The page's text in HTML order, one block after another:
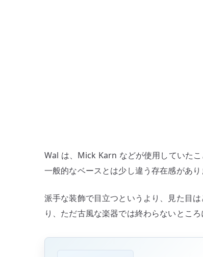
Wal は、Mick Karn などが使用していた
一般的なベースとは少し違う存在感があり
派手な装飾で目立つというより、見た目
り、ただ古風な楽器では終わらないところ